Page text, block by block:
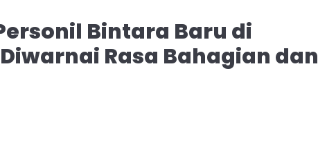
Bintara Baru di
Rasa Bahagian dan